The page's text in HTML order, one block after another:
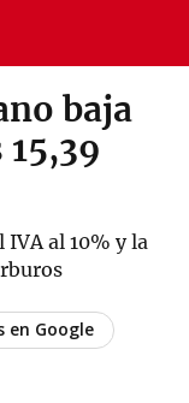
baja
IVA al 10% y la
en Google